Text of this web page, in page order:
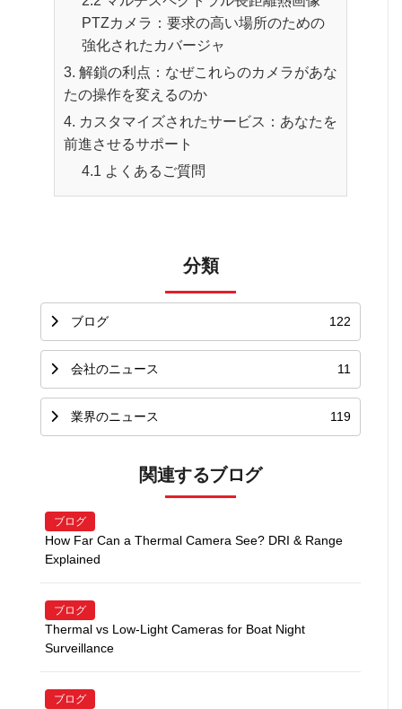
PTZカメラ：要求の高い場所のための
強化されたカバージャ
3. 解鎖の利点：なぜこれらのカメラがあな
たの操作を変えるのか
4. カスタマイズされたサービス：あなたを
前進させるサポート
4.1 よくあるご質問
分類
ブログ 122
会社のニュース 11
業界のニュース 119
関連するブログ
ブログ
How Far Can a Thermal Camera See? DRI & Range
Explained
ブログ
Thermal vs Low-Light Cameras for Boat Night
Surveillance
ブログ